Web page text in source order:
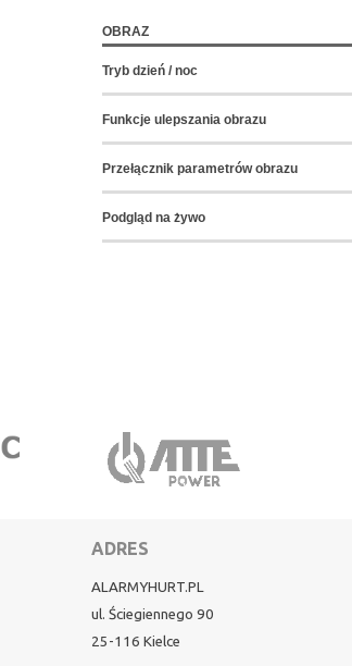
OBRAZ
Tryb dzień / noc
Funkcje ulepszania obrazu
Przełącznik parametrów obrazu
Podgląd na żywo
ADRES
ALARMYHURT.PL
ul. Ściegiennego 90
25-116 Kielce